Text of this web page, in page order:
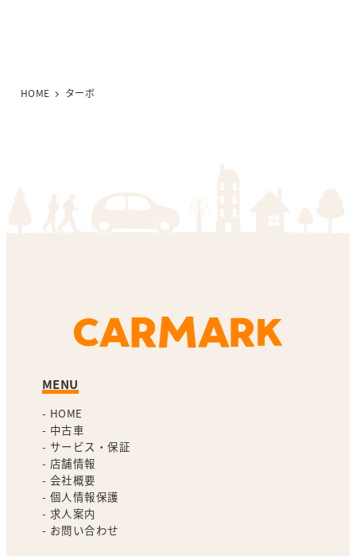
HOME ターボ
MENU
- HOME
- 中古車
- サービス・保証
- 店舗情報
- 会社概要
- 個人情報保護
- 求人案内
- お問い合わせ